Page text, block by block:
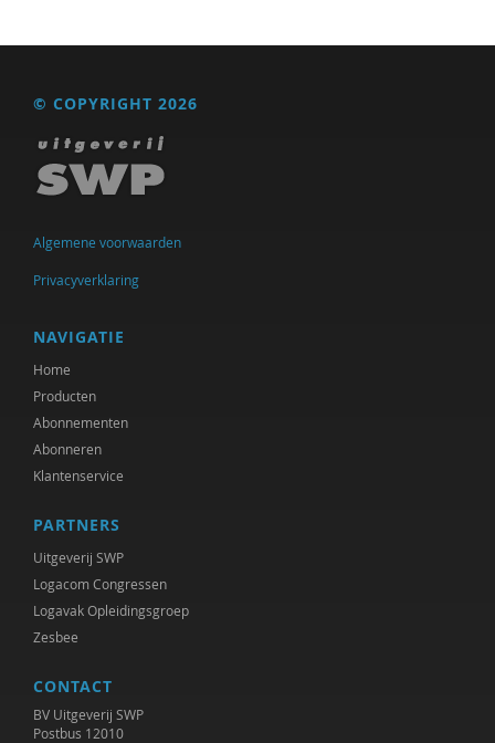
© COPYRIGHT 2026
Algemene voorwaarden
Privacyverklaring
NAVIGATIE
Home
Producten
Abonnementen
Abonneren
Klantenservice
PARTNERS
Uitgeverij SWP
Logacom Congressen
Logavak Opleidingsgroep
Zesbee
CONTACT
BV Uitgeverij SWP
Postbus 12010